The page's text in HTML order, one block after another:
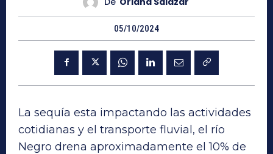
05/10/2024
La sequía esta impactando las actividades
cotidianas y el transporte fluvial, el río
Negro drena aproximadamente el 10% de